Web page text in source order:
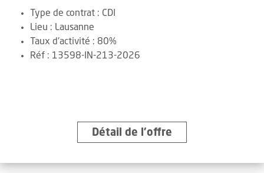
Type de contrat : CDI
Lieu : Lausanne
Taux d'activité : 80%
Réf : 13598-IN-213-2026
Détail de l’offre